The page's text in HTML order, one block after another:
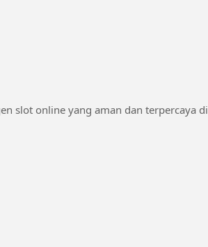
slot online yang aman dan terpercaya di